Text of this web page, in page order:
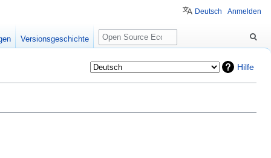
Hilfe
Deutsch Anmelden
Versionsgeschichte
Suche